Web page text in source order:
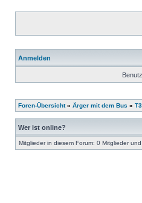
Anmelden
Foren-Übersicht» Ärger mit dem Bus »
Wer ist online?
Mitglieder in diesem Forum: 0 Mitglieder